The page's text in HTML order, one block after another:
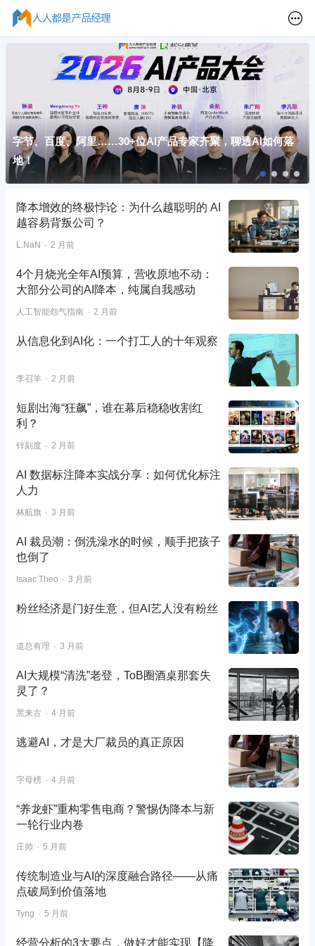
字节、百度、阿里……30+位AI产品专家齐聚，聊透AI如何落
地！
降本增效的终极悖论：为什么越聪明的 AI
越容易背叛公司？
L.NaN 2 月前
4个月烧光全年AI预算，营收原地不动：
大部分公司的AI降本，纯属自我感动
人工智能怨气指南 2 月前
从信息化到AI化：一个打工人的十年观察
李召羊 2 月前
短剧出海“狂飙”，谁在幕后稳稳收割红
利？
锌刻度 2 月前
AI 数据标注降本实战分享：如何优化标注
人力
林航旗 3 月前
AI 裁员潮：倒洗澡水的时候，顺手把孩子
也倒了
Isaac Theo 3 月前
粉丝经济是门好生意，但AI艺人没有粉丝
道总有理 3 月前
AI大规模“清洗”老登，ToB圈酒桌那套失
灵了？
黑来古 4 月前
逃避AI，才是大厂裁员的真正原因
字母榜 4 月前
“养龙虾”重构零售电商？警惕伪降本与新
一轮行业内卷
庄帅 5 月前
传统制造业与AI的深度融合路径——从痛
点破局到价值落地
Tyng 5 月前
经营分析的3大要点，做好才能实现【降